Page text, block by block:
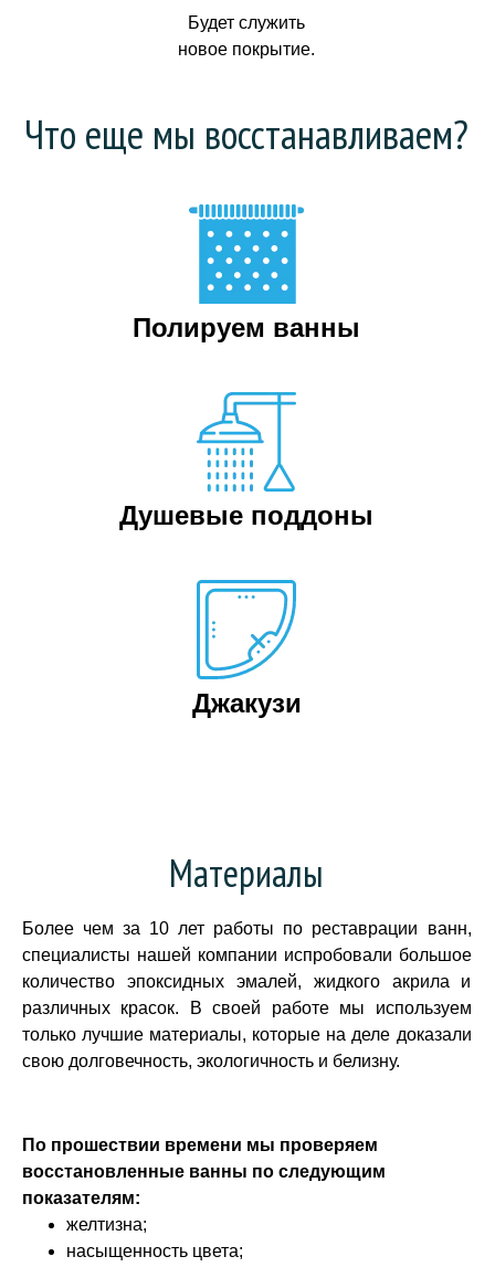
Будет служить
новое покрытие.
Что еще мы восстанавливаем?
Полируем ванны
Душевые поддоны
Джакузи
Материалы
Более чем за 10 лет работы по реставрации ванн,
специалисты нашей компании испробовали большое
количество эпоксидных эмалей, жидкого акрила и
различных красок. В своей работе мы используем
только лучшие материалы, которые на деле доказали
свою долговечность, экологичность и белизну.
По прошествии времени мы проверяем
восстановленные ванны по следующим
показателям:
желтизна;
насыщенность цвета;